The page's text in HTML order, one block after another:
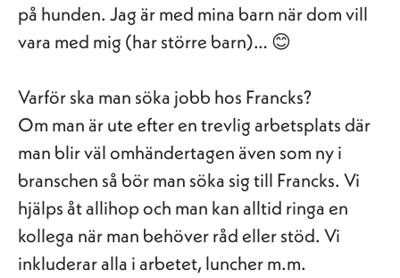
på hunden. Jag är med mina barn när dom vill
vara med mig (har större barn)… 😊
Varför ska man söka jobb hos Francks?
Om man är ute efter en trevlig arbetsplats där
man blir väl omhändertagen även som ny i
branschen så bör man söka sig till Francks. Vi
hjälps åt allihop och man kan alltid ringa en
kollega när man behöver råd eller stöd. Vi
inkluderar alla i arbetet, luncher m.m.